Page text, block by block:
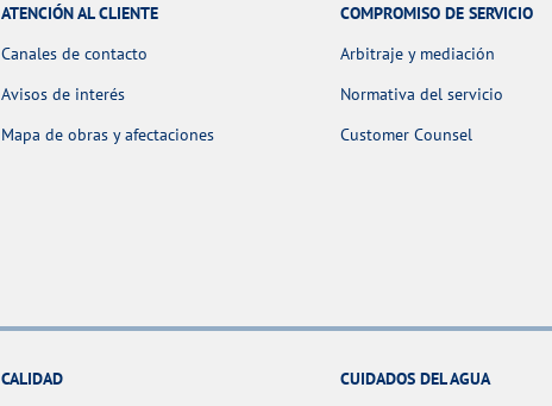
ATENCIÓN AL CLIENTE
Canales de contacto
Avisos de interés
Mapa de obras y afectaciones
COMPROMISO DE SERVICIO
Arbitraje y mediación
Normativa del servicio
Customer Counsel
CALIDAD
CUIDADOS DEL AGUA